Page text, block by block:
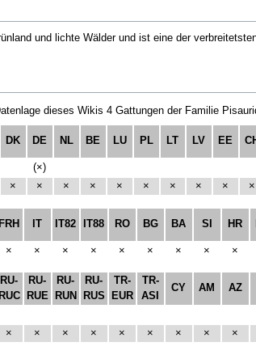
und lichte Wälder und ist eine der
dieses Wikis 4 Gattungen der Familie
DK DE NL BE LU PL LT LV EE
(×)
× × × × × × × × × ×
FRH IT IT82 IT88 RO BG BA SI HR
× × × × × × × × ×
RU-
RUC
RU-
RUE
RU-
RUN
RU-
RUS
TR-
EUR
TR-
ASI
CY AM AZ
× × × × × × × × ×